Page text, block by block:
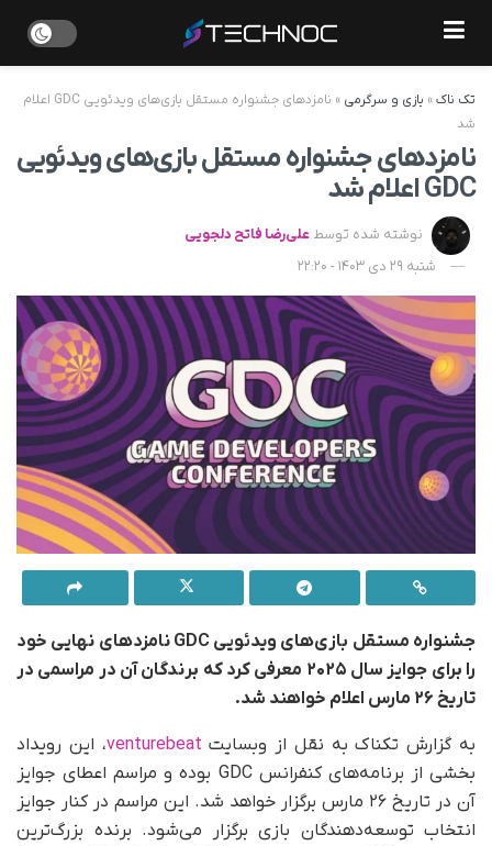
تک ناک» بازی و سرگرمی »
نامزدهای جشنواره مستقل بازی‌های ویدئویی GDC اعلام
شد
نامزدهای جشنواره مستقل بازی‌های ویدئویی
GDC اعلام شد
نوشته شده توسط علی‌رضا فاتح دلجویی
شنبه 29 دی 1403 - 22:20
جشنواره مستقل بازی‌های ویدئویی GDC نامزدهای نهایی خود
را برای جوایز سال ۲۰۲۵ معرفی کرد که برندگان آن در مراسمی در
تاریخ ۲۶ مارس اعلام خواهند شد.
به گزارش تکناک به نقل از وبسایت venturebeat، این رویداد
بخشی از برنامه‌های کنفرانس GDC بوده و مراسم اعطای جوایز
آن در تاریخ ۲۶ مارس برگزار خواهد شد. این مراسم در کنار جوایز
انتخاب توسعه‌دهندگان بازی برگزار می‌شود. برنده بزرگ‌ترین